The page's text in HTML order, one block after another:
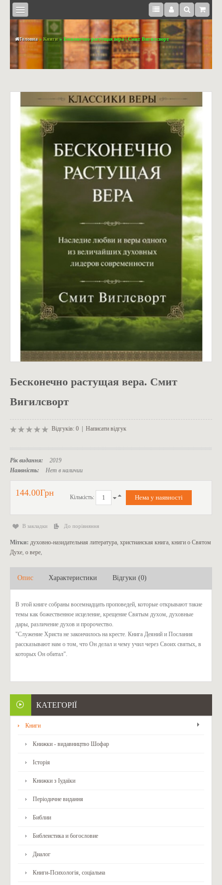
BOOKS
МЕДІА
СУВЕНІРИ
ОДЯГ
Головна» Книги» Бесконечно растущая вера | Смит Вигилсворт
Бесконечно растущая вера. Смит
Вигилсворт
Відгуків: 0 Написати відгук
Рік видання:
2019
Наявність:
Нет в наличии
144.00Грн Кількість:
В закладки До порівняння
Мітки: духовно-назидательная литература, христианская книга, книги о Святом
Духе, о вере,
Опис Характеристики Відгуки (0)
В этой книге собраны восемнадцать проповедей, которые открывают такие
темы как божественное исцеление, крещение Святым духом, духовные
дары, различение духов и пророчество.
"Служение Христа не закончилось на кресте. Книга Деяний и Послания
рассказывают нам о том, что Он делал и чему учил через Своих святых, в
которых Он обитал".
КАТЕГОРІЇ
Книги
Книжки - видавництво Шофар
Історія
Книжки з Іудаїки
Періодичне видання
Библии
Библеистика и богословие
Диалог
Книги-Психологія, соціальна